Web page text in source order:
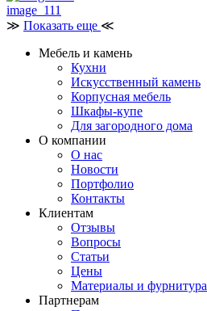
image_111
≫ Показать еще ≪
Мебель и камень
Кухни
Искусственный камень
Корпусная мебель
Шкафы-купе
Для загородного дома
О компании
О нас
Новости
Портфолио
Контакты
Клиентам
Отзывы
Вопросы
Статьи
Цены
Материалы и фурнитура
Партнерам